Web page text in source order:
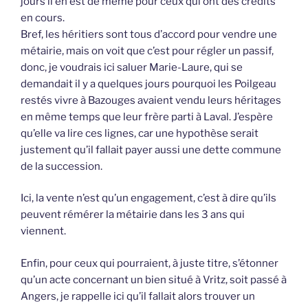
en cours.
Bref, les héritiers sont tous d’accord pour vendre une
métairie, mais on voit que c’est pour régler un passif,
donc, je voudrais ici saluer Marie-Laure, qui se
demandait il y a quelques jours pourquoi les Poilgeau
restés vivre à Bazouges avaient vendu leurs héritages
en même temps que leur frère parti à Laval. J’espère
qu’elle va lire ces lignes, car une hypothèse serait
justement qu’il fallait payer aussi une dette commune
de la succession.
Ici, la vente n’est qu’un engagement, c’est à dire qu’ils
peuvent rémérer la métairie dans les 3 ans qui
viennent.
Enfin, pour ceux qui pourraient, à juste titre, s’étonner
qu’un acte concernant un bien situé à Vritz, soit passé à
Angers, je rappelle ici qu’il fallait alors trouver un